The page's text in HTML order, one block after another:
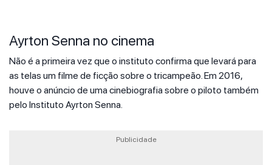
Ayrton Senna no cinema
Não é a primeira vez que o instituto confirma que levará para
as telas um filme de ficção sobre o tricampeão. Em 2016,
houve o anúncio de uma cinebiografia sobre o piloto também
pelo Instituto Ayrton Senna.
Publicidade